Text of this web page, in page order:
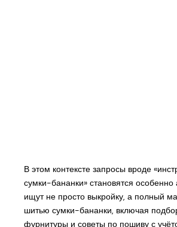
В этом контексте запросы вроде
сумки-бананки» становятся
ищут не просто выкройку, а полный
шитью сумки-бананки, включая
фурнитуры и советы по пошиву с